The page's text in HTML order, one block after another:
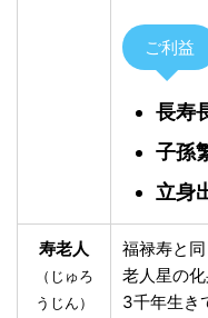
ご利益
長寿
子孫
立身
寿老人
（じゅろ
うじん）
福禄寿と
老人星の化
3千年生き